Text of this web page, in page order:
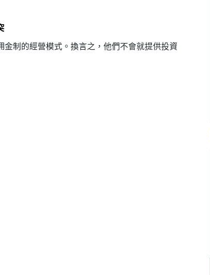
金制的經營模式。換言之，他們不會就提供投資